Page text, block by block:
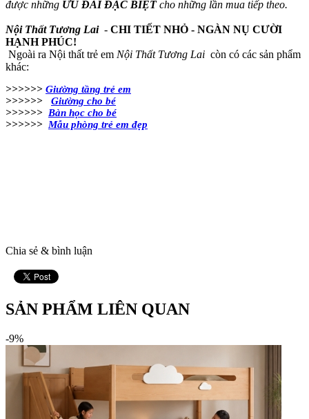
được những ƯU ĐÃI ĐẶC BIỆTcho những lần mua tiếp theo.
Nội Thất Tương Lai - CHI TIẾT NHỎ - NGÀN NỤ CƯỜI
HẠNH PHÚC!
Ngoài ra Nội thất trẻ em Nội Thất Tương Lai còn có các sản phẩm
khác:
>>>>>> Giường tầng trẻ em
>>>>>> Giường cho bé
>>>>>> Bàn học cho bé
>>>>>> Mẫu phòng trẻ em đẹp
Chia sẻ & bình luận
SẢN PHẨM LIÊN QUAN
-9%